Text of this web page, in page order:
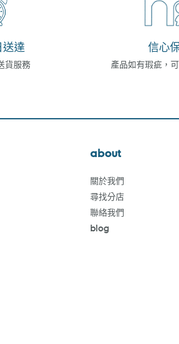
送達
貨服務
信心
產品如有瑕疵，
about
關於我們
尋找分店
聯絡我們
blog